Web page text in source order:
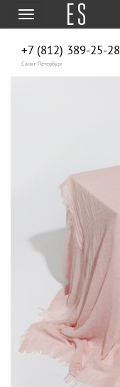
Меню
+7 (812) 389-25-28
Санкт-Петербург